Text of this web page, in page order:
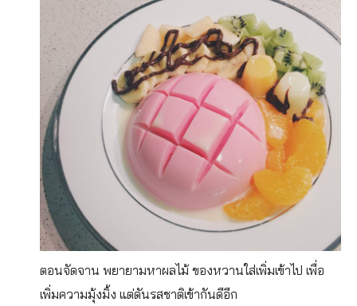
ตอนจัดจาน พยายามหาผลไม้ ของหวานใส่เพิ่มเข้าไป เพื่อ
เพิ่มความมุ้งมิ้ง แต่ดันรสชาติเข้ากันดีอีก